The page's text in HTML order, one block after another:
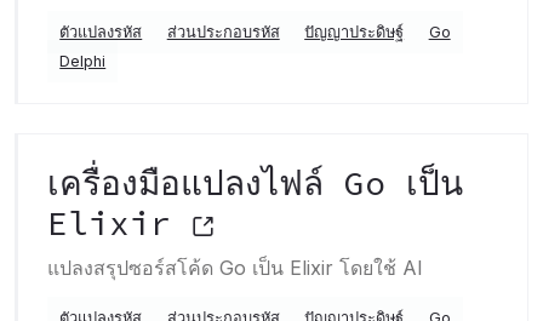
ตัวแปลงรหัส ส่วนประกอบรหัส ปัญญาประดิษฐ์
Go
Delphi
เครื่องมือแปลงไฟล์ Go เป็น
Elixir
แปลงสรุปซอร์สโค้ด Go เป็น Elixir โดยใช้ AI